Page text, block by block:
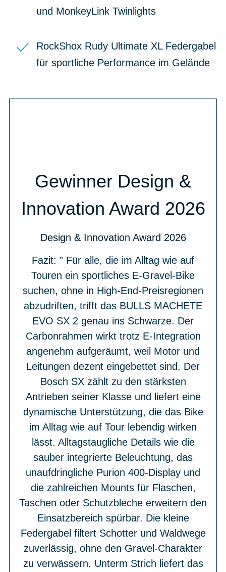
und MonkeyLink Twinlights
RockShox Rudy Ultimate XL Federgabel
für sportliche Performance im Gelände
Gewinner Design &
Innovation Award 2026
Design & Innovation Award 2026
Fazit: ” Für alle, die im Alltag wie auf
Touren ein sportliches E-Gravel-Bike
suchen, ohne in High-End-Preisregionen
abzudriften, trifft das BULLS MACHETE
EVO SX 2 genau ins Schwarze. Der
Carbonrahmen wirkt trotz E-Integration
angenehm aufgeräumt, weil Motor und
Leitungen dezent eingebettet sind. Der
Bosch SX zählt zu den stärksten
Antrieben seiner Klasse und liefert eine
dynamische Unterstützung, die das Bike
im Alltag wie auf Tour lebendig wirken
lässt. Alltagstaugliche Details wie die
sauber integrierte Beleuchtung, das
unaufdringliche Purion 400-Display und
die zahlreichen Mounts für Flaschen,
Taschen oder Schutzbleche erweitern den
Einsatzbereich spürbar. Die kleine
Federgabel filtert Schotter und Waldwege
zuverlässig, ohne den Gravel-Charakter
zu verwässern. Unterm Strich liefert das